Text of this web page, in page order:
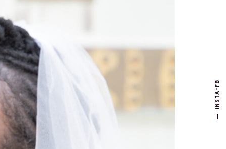
INSTA-FB